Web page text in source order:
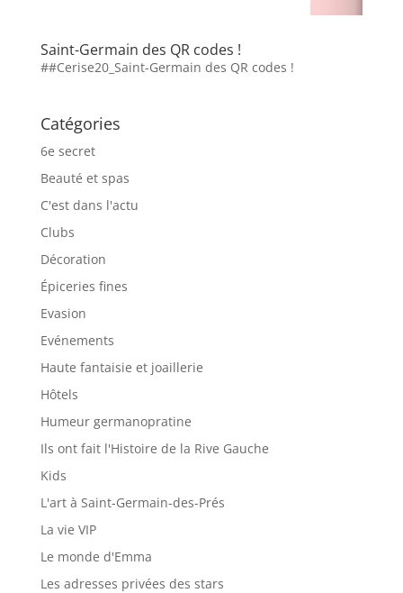
Saint-Germain des QR codes !
##Cerise20_Saint-Germain des QR codes !
Catégories
6e secret
Beauté et spas
C'est dans l'actu
Clubs
Décoration
Épiceries fines
Evasion
Evénements
Haute fantaisie et joaillerie
Hôtels
Humeur germanopratine
Ils ont fait l'Histoire de la Rive Gauche
Kids
L'art à Saint-Germain-des-Prés
La vie VIP
Le monde d'Emma
Les adresses privées des stars